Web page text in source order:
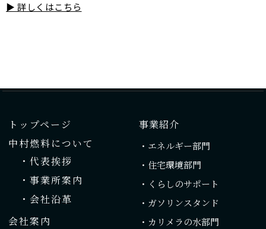
▶ 詳しくはこちら
トップページ
中村燃料について
・代表挨拶
・事業所案内
・会社沿革
会社案内
事業紹介
・エネルギー部門
・住宅環境部門
・くらしのサポート
・ガソリンスタンド
・カリメラの水部門